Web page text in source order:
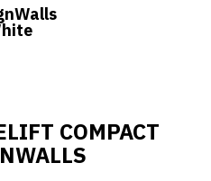
COMPACT